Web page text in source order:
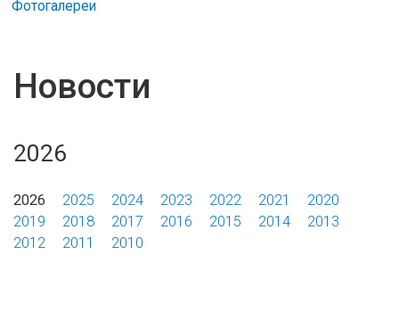
Фотогалереи
Новости
2026
2026 2025 2024 2023 2022 2021
2020
2019
2018 2017 2016 2015 2014
2013
2012
2011 2010